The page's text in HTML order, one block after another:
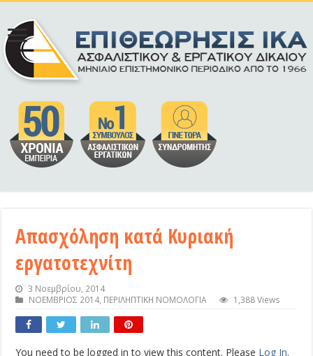
Απασχόληση κατά Κυριακή
εργατοτεχνίτη
3 Νοεμβρίου, 2014
ΝΟΕΜΒΡΙΟΣ 2014, ΠΕΡΙΛΗΠΤΙΚΗ ΝΟΜΟΛΟΓΙΑ 1,388 Views
You need to be logged in to view this content. Please Log In.